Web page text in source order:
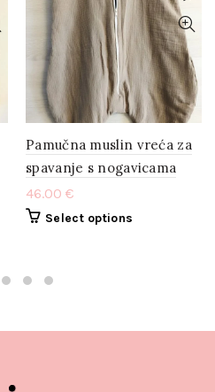
Pamučna muslin vreća za
spavanje s nogavicama
46.00 €
Select options